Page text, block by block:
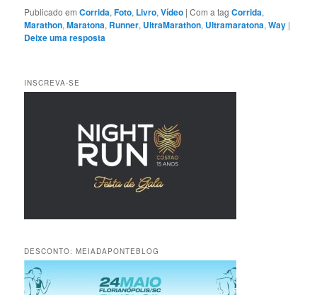
Publicado em Corrida,Foto, Livro,Vídeo |Com a tagCorrida,
Marathon,Maratona, Runner, UltraMarathon, Ultramaratona,Way |
Deixe uma resposta
INSCREVA-SE
DESCONTO: MEIADAPONTEBLOG